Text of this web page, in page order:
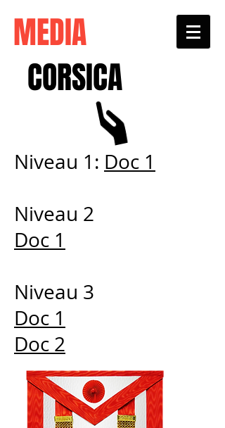
MEDIA
CORSICA
Niveau 1: Doc 1
Niveau 2
Doc 1
Niveau 3
Doc 1
Doc 2